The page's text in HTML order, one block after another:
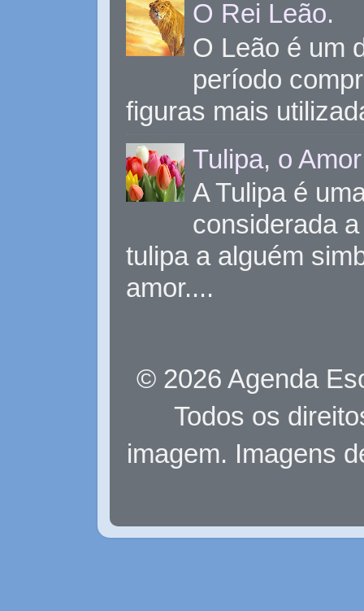
O Rei Leão.
O Leão é um
período
figuras mais
Tulipa, o
A Tulipa é
considerada
tulipa a alguém
amor....
© 2026 Agenda
Todos os
imagem. Imagens